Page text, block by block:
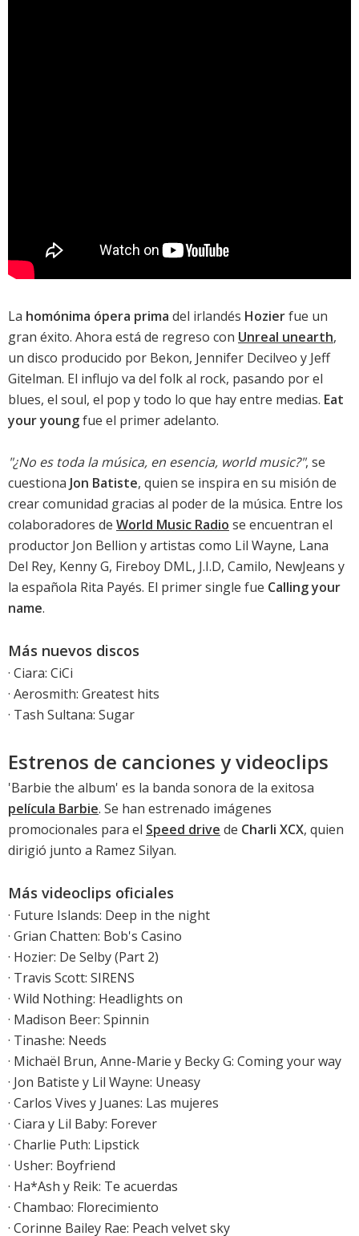
La homónima ópera prima del irlandés Hozierfue un
gran éxito. Ahora está de regreso con Unreal unearth,
un disco producido por Bekon, Jennifer Decilveo y Jeff
Gitelman. El influjo va del folk al rock, pasando por el
blues, el soul, el pop y todo lo que hay entre medias. Eat
your youngfue el primer adelanto.
"¿No es toda la música, en esencia, world music?", se
cuestiona Jon Batiste, quien se inspira en su misión de
crear comunidad gracias al poder de la música. Entre los
colaboradores de World Music Radio se encuentran el
productor Jon Bellion y artistas como Lil Wayne, Lana
Del Rey, Kenny G, Fireboy DML, J.I.D, Camilo, NewJeans y
la española Rita Payés. El primer single fue Calling your
name.
Más nuevos discos
· Ciara: CiCi
· Aerosmith: Greatest hits
· Tash Sultana: Sugar
Estrenos de canciones y videoclips
'Barbie the album' es la banda sonora de la exitosa
película Barbie. Se han estrenado imágenes
promocionales para el Speed drive de Charli XCX, quien
dirigió junto a Ramez Silyan.
Más videoclips oficiales
· Future Islands: Deep in the night
· Grian Chatten: Bob's Casino
· Hozier: De Selby (Part 2)
· Travis Scott: SIRENS
· Wild Nothing: Headlights on
· Madison Beer: Spinnin
· Tinashe: Needs
· Michaël Brun, Anne-Marie y Becky G: Coming your way
· Jon Batiste y Lil Wayne: Uneasy
· Carlos Vives y Juanes: Las mujeres
· Ciara y Lil Baby: Forever
· Charlie Puth: Lipstick
· Usher: Boyfriend
· Ha*Ash y Reik: Te acuerdas
· Chambao: Florecimiento
· Corinne Bailey Rae: Peach velvet sky